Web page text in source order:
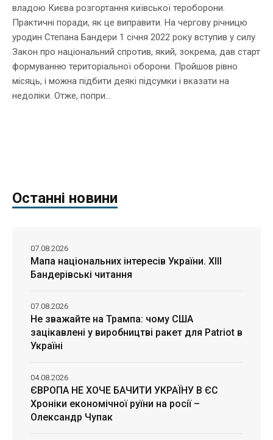
владою Києва розгортання київської тероборони.
Практичні поради, як це виправити. На чергову річницю
уродин Степана Бандери 1 січня 2022 року вступив у силу
Закон про національний спротив, який, зокрема, дав старт
формуванню територіальної оборони. Пройшов рівно
місяць, і можна підбити деякі підсумки і вказати на
недоліки. Отже, попри...
Останні новини
Мапа національних інтересів України. ХІІІ
Бандерівські читання
07.08.2026
Не зважайте на Трампа: чому США
зацікавлені у виробництві ракет для Patriot в
Україні
07.08.2026
ЄВРОПА НЕ ХОЧЕ БАЧИТИ УКРАЇНУ В ЄС
Хроніки економічної руїни на росії –
Олександр Чупак
04.08.2026